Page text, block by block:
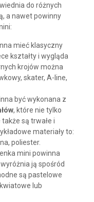
do różnych
a nawet powinny
mieć klasyczny
kształty i wygląda
krojów można
skater, A-line,
być wykonana z
, które nie tylko
są trwałe i
materiały to:
poliester.
mini powinna
ją spośród
są pastelowe
lub